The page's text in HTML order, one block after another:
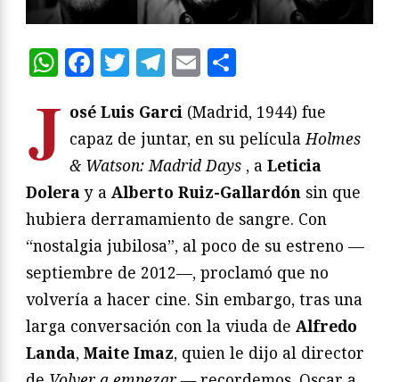
WhatsApp
Facebook
Twitter
Telegram
Email
J osé Luis Garci (Madrid, 1944) fue
capaz de juntar, en su película Holmes
& Watson: Madrid Days , a Leticia
Dolera y a Alberto Ruiz-Gallardón sin que
hubiera derramamiento de sangre. Con
“nostalgia jubilosa”, al poco de su estreno —
septiembre de 2012—, proclamó que no
volvería a hacer cine. Sin embargo, tras una
larga conversación con la viuda de Alfredo
Landa, Maite Imaz, quien le dijo al director